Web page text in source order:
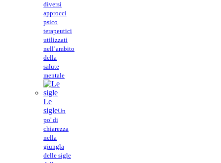
diversi
approcci
psico
terapeutici
utilizzati
nell’ambito
della
salute
mentale
Le
sigleUn
po' di
chiarezza
nella
giungla
delle sigle